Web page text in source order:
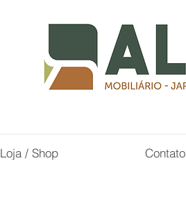
Loja / Shop Contato